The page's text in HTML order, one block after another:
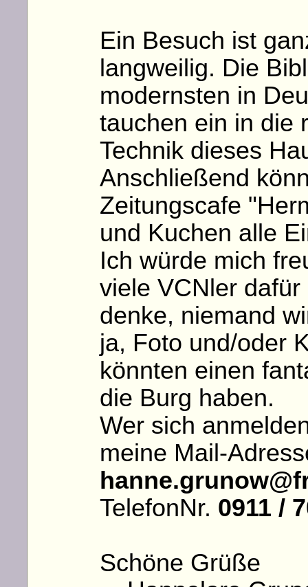
Ein Besuch ist
langweilig. Die
modernsten in
tauchen ein in die
Technik dieses
Anschließend
Zeitungscafe
und Kuchen alle
Ich würde mich
viele VCNler
denke, niemand
ja, Foto und/oder
könnten einen
die Burg haben.
Wer sich
meine Mail-
TelefonNr. 0911 /
Schöne Grüße